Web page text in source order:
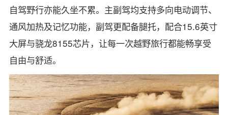
自驾野行亦能久坐不累。主副驾均支持多向电动调节、
通风加热及记忆功能，副驾更配备腿托，配合15.6英寸
大屏与骁龙8155芯片，让每一次越野旅行都能畅享受
自由与舒适。